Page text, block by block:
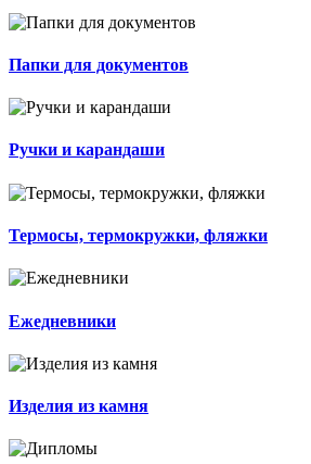
Папки для документов
Ручки и карандаши
Термосы, термокружки, фляжки
Ежедневники
Изделия из камня